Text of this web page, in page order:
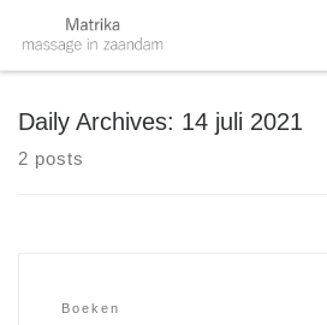
Skip to content
Daily Archives: 14 juli 2021
2 posts
Boeken